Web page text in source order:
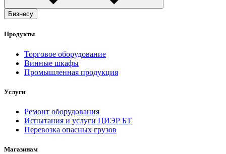
Бизнесу
Продукты
Торговое оборудование
Винные шкафы
Промышленная продукция
Услуги
Ремонт оборудования
Испытания и услуги ЦИЭР БТ
Перевозка опасных грузов
Магазинам